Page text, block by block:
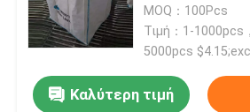
PP σκονών
MOQ：100Pcs
Τιμή：1-1000pcs
5000pcs
Καλύτερη τιμή